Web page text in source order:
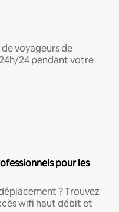
voyageurs de
24 pendant votre
pour les
? Trouvez
wifi haut débit et